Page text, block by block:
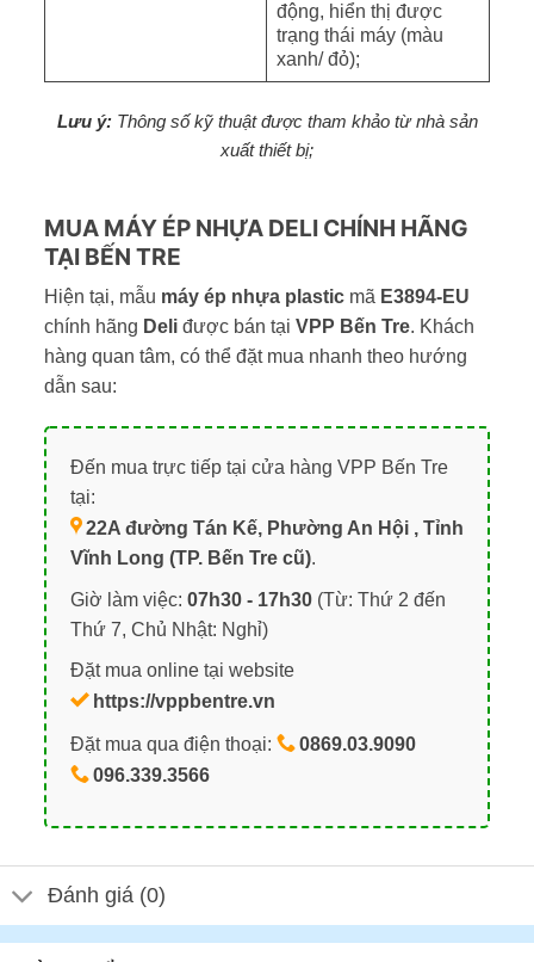
động, hiển thị được
trạng thái máy (màu
xanh/ đỏ);
Lưu ý: Thông số kỹ thuật được tham khảo từ nhà sản
xuất thiết bị;
MUA MÁY ÉP NHỰA DELI CHÍNH HÃNG
TẠI BẾN TRE
Hiện tại, mẫu máy ép nhựa plastic mã E3894-EU
chính hãng Deli được bán tại VPP Bến Tre. Khách
hàng quan tâm, có thể đặt mua nhanh theo hướng
dẫn sau:
Đến mua trực tiếp tại cửa hàng VPP Bến Tre
tại:
22A đường Tán Kế, Phường An Hội , Tỉnh
Vĩnh Long (TP. Bến Tre cũ).
Giờ làm việc: 07h30 - 17h30(Từ: Thứ 2 đến
Thứ 7, Chủ Nhật: Nghỉ)
Đặt mua online tại website
https://vppbentre.vn
Đặt mua qua điện thoại:
0869.03.9090
096.339.3566
Đánh giá (0)